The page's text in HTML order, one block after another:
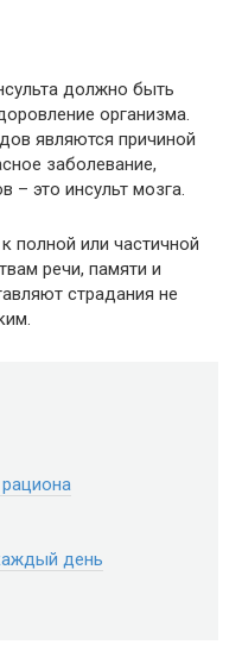
должно быть
организма.
являются причиной
заболевание,
– это инсульт мозга.
полной или частичной
речи, памяти и
страдания не
день